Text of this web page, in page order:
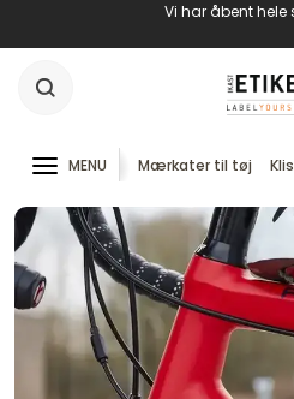
Vi har åbent hele
MENU Mærkater til tøj